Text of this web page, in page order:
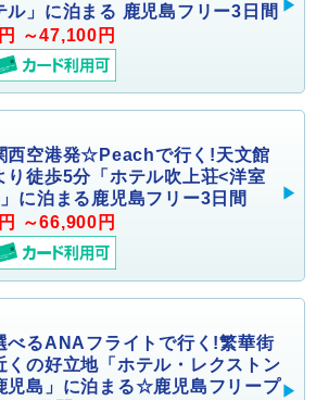
ル」に泊まる 鹿児島フリー3日間
～47,100円
西空港発☆Peachで行く!天文館
り徒歩5分「ホテル吹上荘<洋室
に泊まる鹿児島フリー3日間
～66,900円
べるANAフライトで行く!繁華街
くの好立地「ホテル・レクストン
児島」に泊まる☆鹿児島フリープ